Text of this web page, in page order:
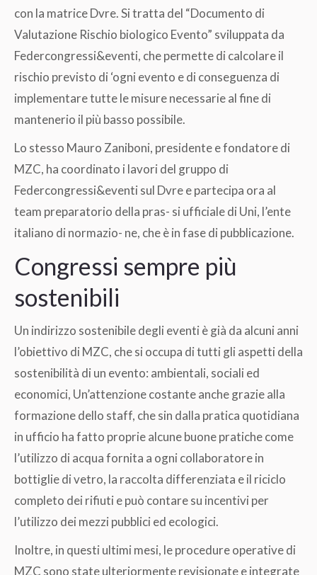
con la matrice Dvre. Si tratta del “Documento di
Valutazione Rischio biologico Evento” sviluppata da
Federcongressi&eventi, che permette di calcolare il
rischio previsto di ‘ogni evento e di conseguenza di
implementare tutte le misure necessarie al fine di
mantenerio il più basso possibile.
Lo stesso Mauro Zaniboni, presidente e fondatore di
MZC, ha coordinato i lavori del gruppo di
Federcongressi&eventi sul Dvre e partecipa ora al
team preparatorio della pras- si ufficiale di Uni, l’ente
italiano di normazio- ne, che è in fase di pubblicazione.
Congressi sempre più
sostenibili
Un indirizzo sostenibile degli eventi è già da alcuni anni
l’obiettivo di MZC, che si occupa di tutti gli aspetti della
sostenibilità di un evento: ambientali, sociali ed
economici, Un’attenzione costante anche grazie alla
formazione dello staff, che sin dalla pratica quotidiana
in ufficio ha fatto proprie alcune buone pratiche come
l’utilizzo di acqua fornita a ogni collaboratore in
bottiglie di vetro, la raccolta differenziata e il riciclo
completo dei rifiuti e può contare su incentivi per
l’utilizzo dei mezzi pubblici ed ecologici.
Inoltre, in questi ultimi mesi, le procedure operative di
MZC sono state ulteriormente revisionate e integrate